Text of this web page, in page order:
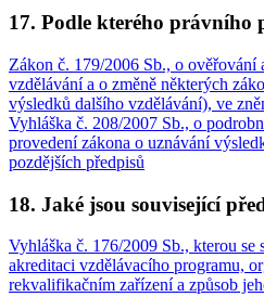
17. Podle kterého právního
Zákon č. 179/2006 Sb., o ověřování
vzdělávání a o změně některých
výsledků dalšího vzdělávání), ve
Vyhláška č. 208/2007 Sb., o
provedení zákona o uznávání
pozdějších předpisů
18. Jaké jsou související
Vyhláška č. 176/2009 Sb., kterou se
akreditaci vzdělávacího programu,
rekvalifikačním zařízení a způsob